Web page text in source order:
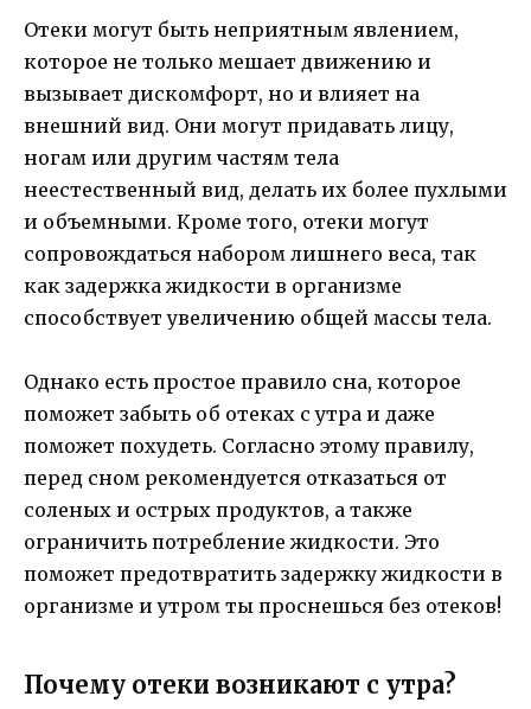
Отеки могут быть неприятным явлением,
которое не только мешает движению и
вызывает дискомфорт, но и влияет на
внешний вид. Они могут придавать лицу,
ногам или другим частям тела
неестественный вид, делать их более пухлыми
и объемными. Кроме того, отеки могут
сопровождаться набором лишнего веса, так
как задержка жидкости в организме
способствует увеличению общей массы тела.
Однако есть простое правило сна, которое
поможет забыть об отеках с утра и даже
поможет похудеть. Согласно этому правилу,
перед сном рекомендуется отказаться от
соленых и острых продуктов, а также
ограничить потребление жидкости. Это
поможет предотвратить задержку жидкости в
организме и утром ты проснешься без отеков!
Почему отеки возникают с утра?